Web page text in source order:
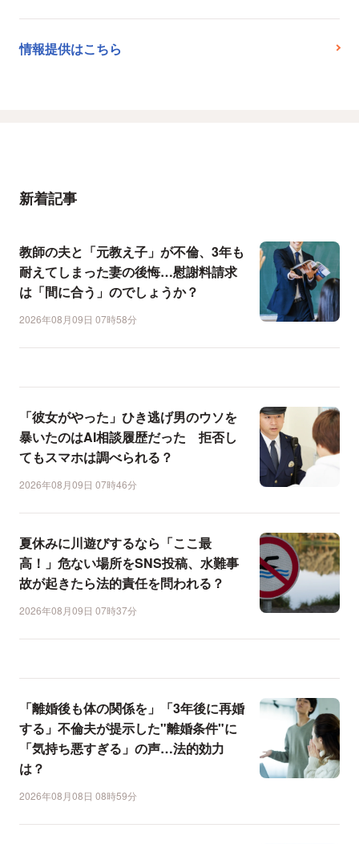
情報提供はこちら
新着記事
教師の夫と「元教え子」が不倫、3年も
耐えてしまった妻の後悔…慰謝料請求
は「間に合う」のでしょうか？
2026年08月09日 07時58分
「彼女がやった」ひき逃げ男のウソを
暴いたのはAI相談履歴だった 拒否し
てもスマホは調べられる？
2026年08月09日 07時46分
夏休みに川遊びするなら「ここ最
高！」危ない場所をSNS投稿、水難事
故が起きたら法的責任を問われる？
2026年08月09日 07時37分
「離婚後も体の関係を」「3年後に再婚
する」不倫夫が提示した"離婚条件"に
「気持ち悪すぎる」の声…法的効力
は？
2026年08月08日 08時59分